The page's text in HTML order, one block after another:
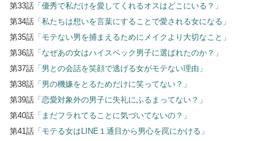
第33話 「優秀で私だけを愛してくれるオスはどこにいる？」
第34話 「私たちは想いを言葉にすることで愛される女になる」
第35話 「モテない男を捕まえるためにメイクより大切なこと」
第36話 「なぜあの女はハイスペック男子に選ばれたのか？」
第37話 「男との会話を笑顔で逃げる女がモテない理由」
第38話 「男の機嫌をとるためだけに笑ってない？」
第39話 「恋愛対象外の男子に失礼にふるまってない？」
第40話 「まだフラれてることに気づいてないの？」
第41話 「モテる女はLINE１通目から男心を罠にかける」